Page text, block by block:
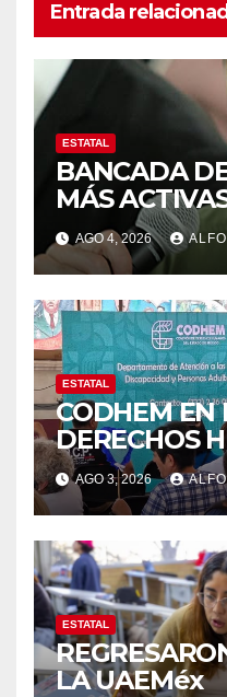
Entrada
ESTATAL
BANCADA
MÁS
AGO 4, 2026
ESTATAL
CODHEM EN
DERECHOS
AGO 3, 2026
ESTATAL
LA UAEMéx